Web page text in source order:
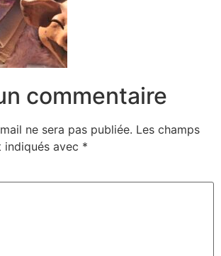
commentaire
ne sera pas publiée. Les champs
avec *